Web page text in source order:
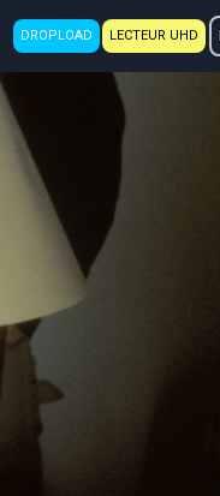
DROPLOAD LECTEUR UHD